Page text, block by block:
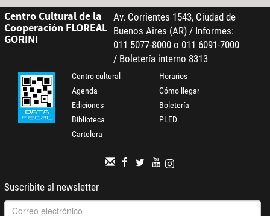
Centro Cultural de la
Cooperación FLOREAL
GORINI
Av. Corrientes 1543, Ciudad de
Buenos Aires (AR) / Informes:
011 5077-8000 o 011 6091-7000
/ Boletería interno 8313
Centro cultural
Agenda
Ediciones
Biblioteca
Cartelera
Horarios
Cómo llegar
Boletería
PLED
Suscribite al newsletter